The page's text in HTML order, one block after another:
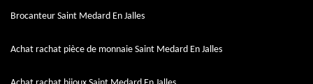
Brocanteur Saint Medard En Jalles
Achat rachat pièce de monnaie Saint Medard En Jalles